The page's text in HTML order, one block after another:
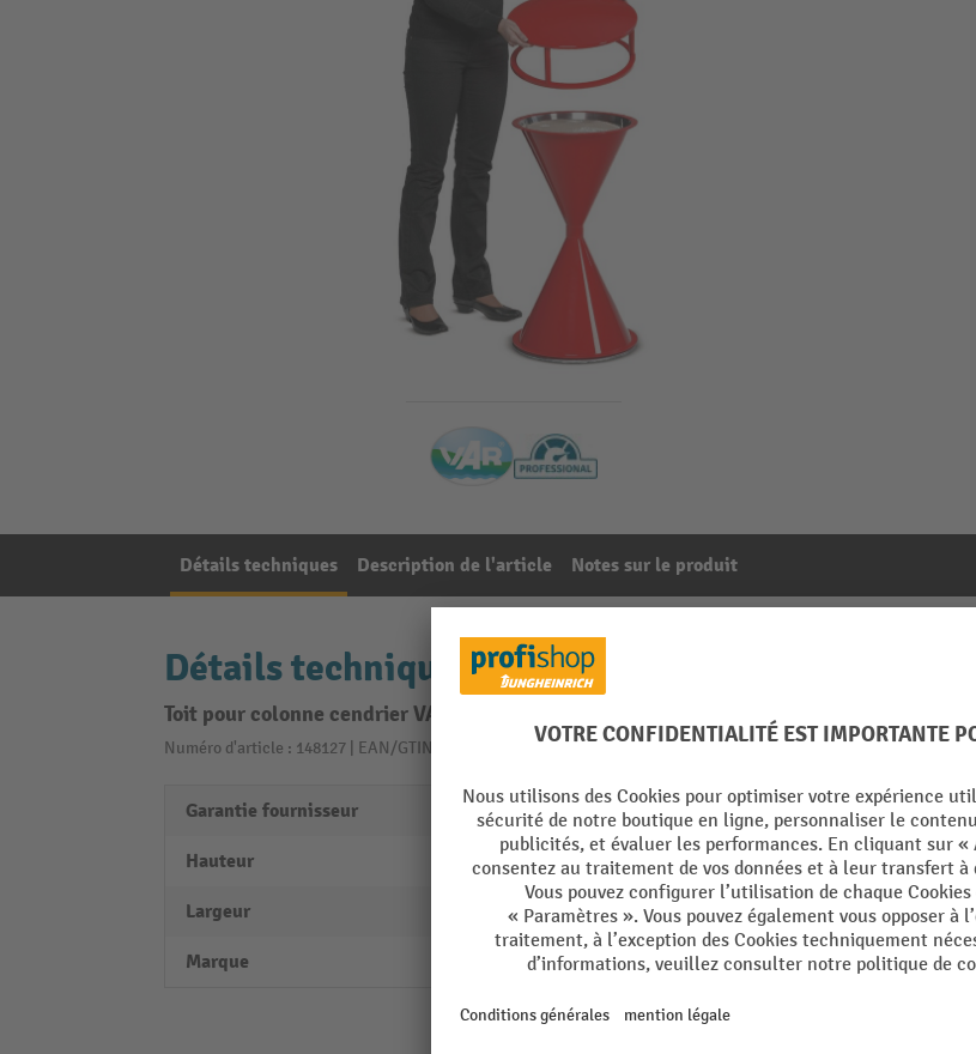
Détails techniques Description de l'article Notes sur le produit
Détails techniques
Toit pour colonne cendrier VAR® CLASSIC, acier, gris noir
Numéro d'article : 148127 | EAN/GTIN: 4030695020096 De la catégorie :Accessoires pour cendrier conique sur pied
Garantie fournisseur 2
Hauteur 445 mm
Largeur 450 mm
Marque VAR®
Matériau
Poids propre
Profondeur
Rubrique